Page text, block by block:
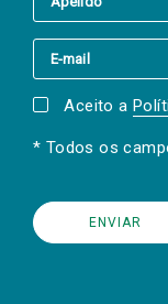
Aceito a
* Todos os